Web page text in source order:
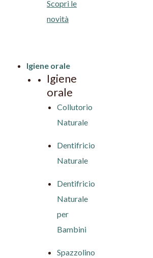
Scopri le
novità
Igiene orale
Igiene
orale
Collutorio
Naturale
Dentifricio
Naturale
Dentifricio
Naturale
per
Bambini
Spazzolino